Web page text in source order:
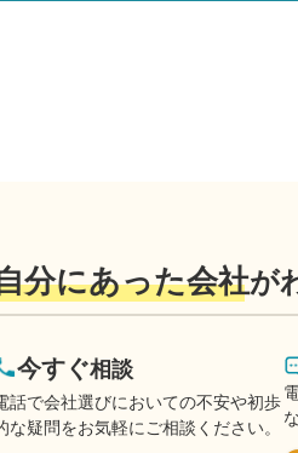
分にあった会社が
今すぐ相談
話で会社選びにおいての不安や初歩
な疑問をお気軽にご相談ください。